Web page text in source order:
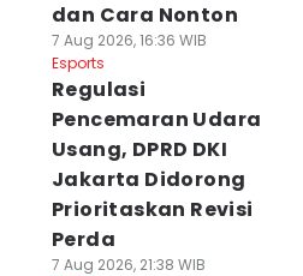
dan Cara Nonton
7 Aug 2026, 16:36 WIB
Esports
Regulasi
Pencemaran Udara
Usang, DPRD DKI
Jakarta Didorong
Prioritaskan Revisi
Perda
7 Aug 2026, 21:38 WIB